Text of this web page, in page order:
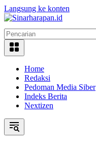
Langsung ke konten
Home
Redaksi
Pedoman Media Siber
Indeks Berita
Nextizen